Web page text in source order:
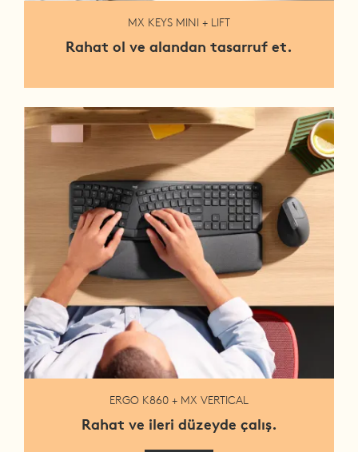
MX KEYS MINI + LIFT
Rahat ol ve alandan tasarruf et.
ERGO K860 + MX VERTICAL
Rahat ve ileri düzeyde çalış.